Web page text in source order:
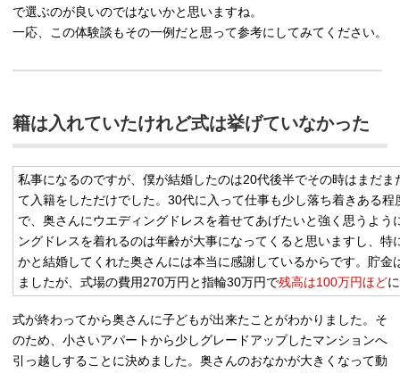
で選ぶのが良いのではないかと思いますね。
一応、この体験談もその一例だと思って参考にしてみてください。
籍は入れていたけれど式は挙げていなかった
私事になるのですが、僕が結婚したのは20代後半でその時はまだま
て入籍をしただけでした。30代に入って仕事も少し落ち着きある程
で、奥さんにウエディングドレスを着せてあげたいと強く思うよう
ングドレスを着れるのは年齢が大事になってくると思いますし、特
かと結婚してくれた奥さんには本当に感謝しているからです。 貯金
ましたが、式場の費用270万円と指輪30万円で残高は100万円ほど
式が終わってから奥さんに子どもが出来たことがわかりました。そ
のため、小さいアパートから少しグレードアップしたマンションへ
引っ越しすることに決めました。奥さんのおなかが大きくなって動